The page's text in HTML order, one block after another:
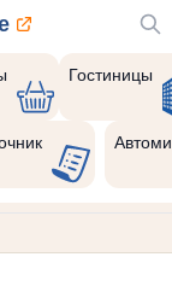
Гостиницы